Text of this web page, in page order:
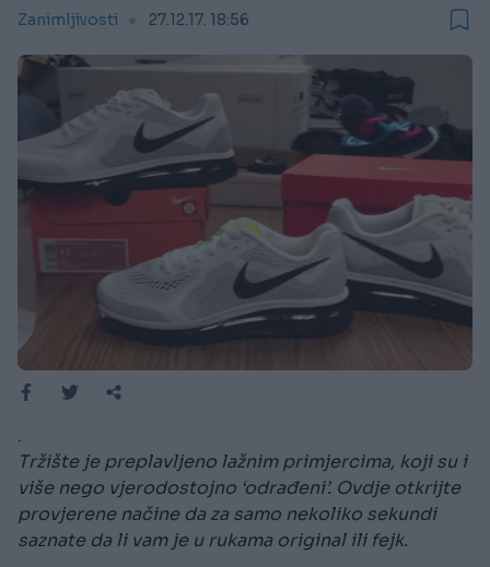
Zanimljivosti 27.12.17. 18:56
.
Tržište je preplavljeno lažnim primjercima, koji su i
više nego vjerodostojno ‘odrađeni’. Ovdje otkrijte
provjerene načine da za samo nekoliko sekundi
saznate da li vam je u rukama original ili fejk.